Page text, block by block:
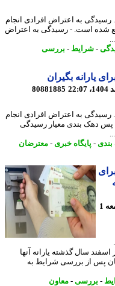
به اعتراض افرادی انجام
است. - رسیدگی به اعتراض
-شرایط -بررسی
بگیران
80881885
به اعتراض افرادی انجام
بندی معیار رسیدگی
-پایگاه خبری- معترضان
1
سال گذشته یارانه آنها
معترضان پس از بررسی شرایط به
-بررسی -معاون